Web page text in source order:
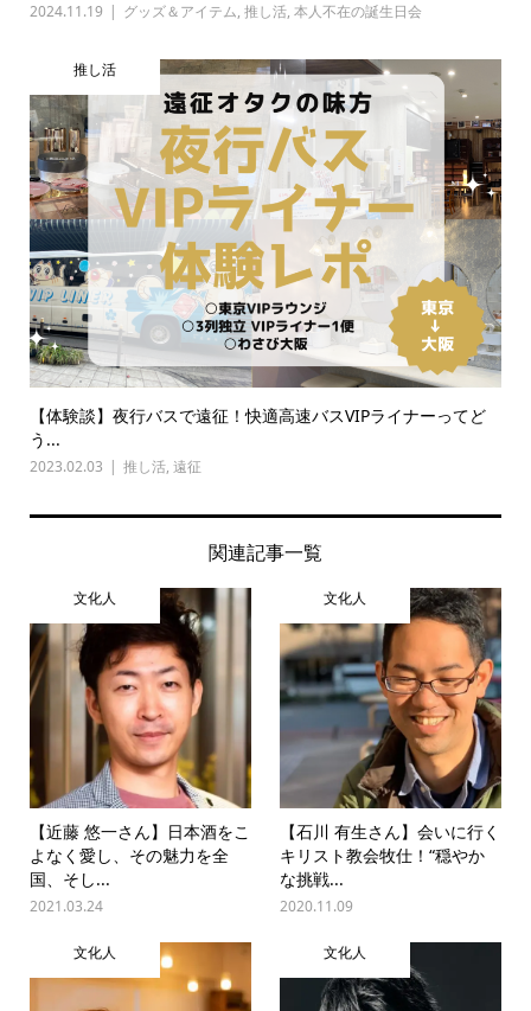
2024.11.19 グッズ＆アイテム, 推し活, 本人不在の誕生日会
推し活
【体験談】夜行バスで遠征！快適高速バスVIPライナーってど
う...
2023.02.03 推し活, 遠征
関連記事一覧
文化人
【近藤 悠一さん】日本酒をこ
よなく愛し、その魅力を全
国、そし...
2021.03.24
文化人
【石川 有生さん】会いに行く
キリスト教会牧仕！“穏やか
な挑戦...
2020.11.09
文化人 文化人